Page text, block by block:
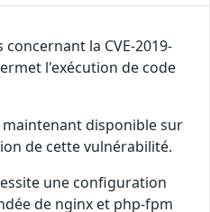
concernant la CVE-2019-
l'exécution de code
disponible sur
de cette vulnérabilité.
une configuration
de nginx et php-fpm